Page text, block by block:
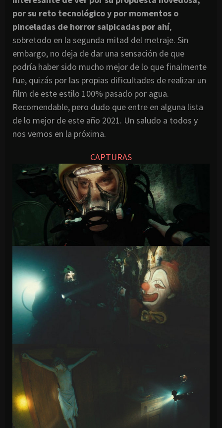
por su reto tecnológico y por momentos o
pinceladas de horror salpicadas por ahí,
sobretodo en la segunda mitad del metraje. Sin
embargo, no deja de dar una sensación de que
podría haber sido mucho mejor de lo que finalmente
fue, quizás por las propias dificultades de realizar un
film de este estilo 100% pasado por agua.
Recomendable, pero dudo que entre en alguna lista
de lo mejor de este año 2021. Un saludo a todos y
nos vemos en la próxima.
CAPTURAS